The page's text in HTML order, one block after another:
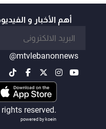
أهم الأخبار و
@mtvlebanonnews
reserved.
powered by koein